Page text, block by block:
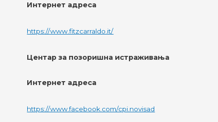
Интернет адреса
https://www.fitzcarraldo.it/
Центар за позоришна истраживања
Интернет адреса
https://www.facebook.com/cpi.novisad